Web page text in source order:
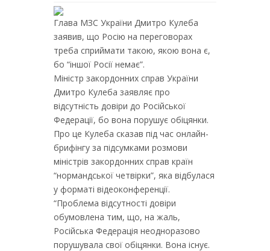
Глава МЗС України Дмитро Кулеба
заявив, що Росію на переговорах
треба сприймати такою, якою вона є,
бо “іншої Росії немає”.
Міністр закордонних справ України
Дмитро Кулеба заявляє про
відсутність довіри до Російської
Федерації, бо вона порушує обіцянки.
Про це Кулеба сказав під час онлайн-
брифінгу за підсумками розмови
міністрів закордонних справ країн
“нормандської четвірки”, яка відбулася
у форматі відеоконференції.
“Проблема відсутності довіри
обумовлена тим, що, на жаль,
Російська Федерація неодноразово
порушувала свої обіцянки. Вона існує.